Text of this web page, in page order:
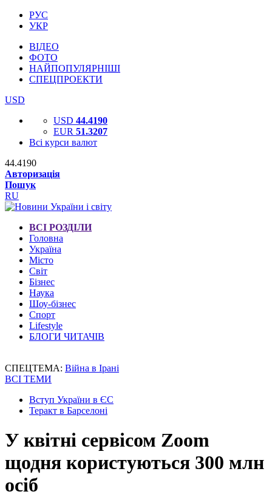
РУС
УКР
ВІДЕО
ФОТО
НАЙПОПУЛЯРНІШІ
СПЕЦПРОЕКТИ
USD
USD 44.4190
EUR 51.3207
Всі курси валют
44.4190
Авторизація
Пошук
RU
ВСІ РОЗДІЛИ
Головна
Україна
Місто
Світ
Бізнес
Наука
Шоу-бізнес
Спорт
Lifestyle
БЛОГИ ЧИТАЧІВ
СПЕЦТЕМА: Війна в Ірані
ВСІ ТЕМИ
Вступ України в ЄС
Теракт в Барселоні
У квітні сервісом Zoom
щодня користуються 300 млн
осіб